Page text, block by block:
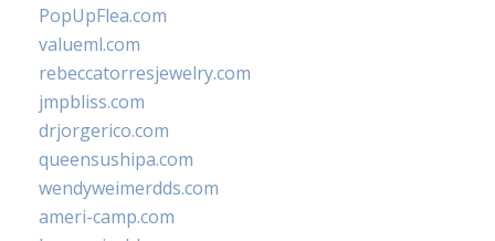
PopUpFlea.com
valueml.com
rebeccatorresjewelry.com
jmpbliss.com
drjorgerico.com
queensushipa.com
wendyweimerdds.com
ameri-camp.com